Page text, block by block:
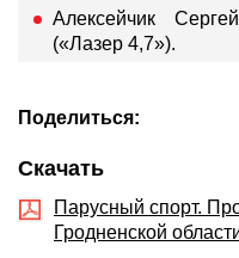
Алексейчик
(«Лазер 4,7»).
Поделиться:
Скачать
Парусный спорт.
Гродненской